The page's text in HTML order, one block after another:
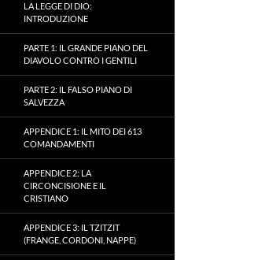
LA LEGGE DI DIO:
INTRODUZIONE
PARTE 1: IL GRANDE PIANO DEL
DIAVOLO CONTRO I GENTILI
PARTE 2: IL FALSO PIANO DI
SALVEZZA
APPENDICE 1: IL MITO DEI 613
COMANDAMENTI
APPENDICE 2: LA
CIRCONCISIONE E IL
CRISTIANO
APPENDICE 3: IL TZITZIT
(FRANGE, CORDONI, NAPPE)